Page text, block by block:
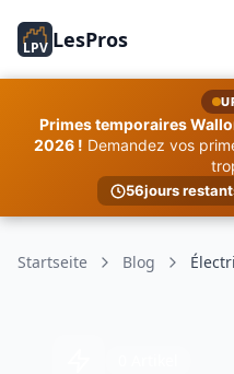
LPV LesPros
Primes temporaires
2026 ! Demandez vos
56jours
Startseite Blog